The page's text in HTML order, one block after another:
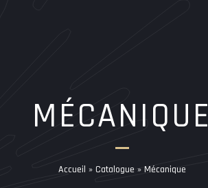
MÉCANIQUE
Accueil » Catalogue » Mécanique